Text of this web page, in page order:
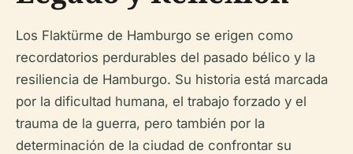
Los Flaktürme de Hamburgo se erigen como
recordatorios perdurables del pasado bélico y la
resiliencia de Hamburgo. Su historia está marcada
por la dificultad humana, el trabajo forzado y el
trauma de la guerra, pero también por la
determinación de la ciudad de confrontar su